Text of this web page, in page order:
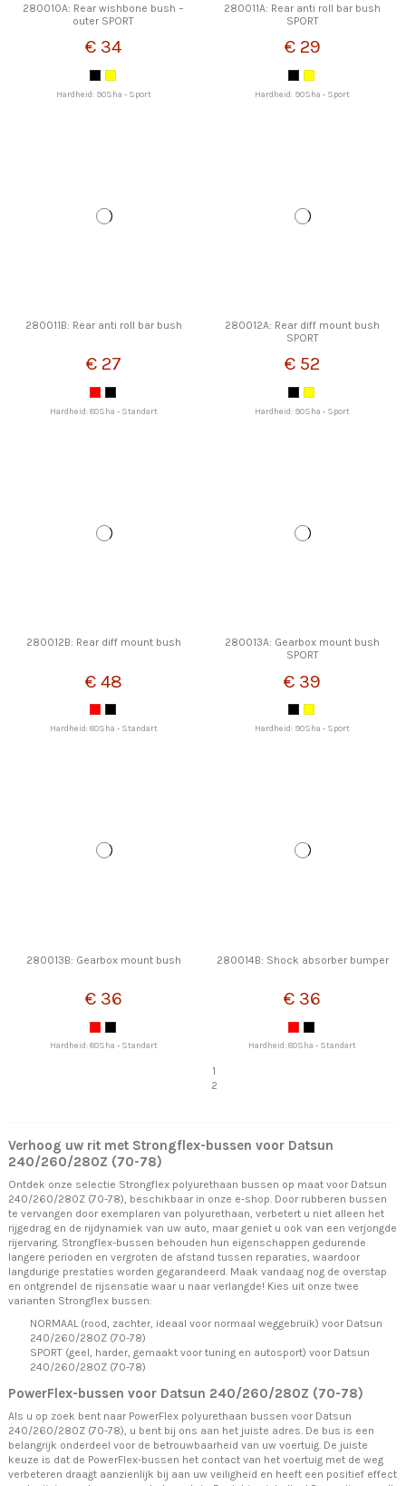
280010A: Rear wishbone bush –
outer SPORT
€ 34
Hardheid: 90Sha - Sport
280011A: Rear anti roll bar bush
SPORT
€ 29
Hardheid: 90Sha - Sport
280011B: Rear anti roll bar bush
€ 27
Hardheid: 80Sha - Standart
280012A: Rear diff mount bush
SPORT
€ 52
Hardheid: 90Sha - Sport
280012B: Rear diff mount bush
€ 48
Hardheid: 80Sha - Standart
280013A: Gearbox mount bush
SPORT
€ 39
Hardheid: 90Sha - Sport
280013B: Gearbox mount bush
€ 36
Hardheid: 80Sha - Standart
280014B: Shock absorber bumper
€ 36
Hardheid: 80Sha - Standart
1
2
Verhoog uw rit met Strongflex-bussen voor Datsun
240/260/280Z (70-78)
Ontdek onze selectie Strongflex polyurethaan bussen op maat voor Datsun
240/260/280Z (70-78), beschikbaar in onze e-shop. Door rubberen bussen
te vervangen door exemplaren van polyurethaan, verbetert u niet alleen het
rijgedrag en de rijdynamiek van uw auto, maar geniet u ook van een verjongde
rijervaring. Strongflex-bussen behouden hun eigenschappen gedurende
langere perioden en vergroten de afstand tussen reparaties, waardoor
langdurige prestaties worden gegarandeerd. Maak vandaag nog de overstap
en ontgrendel de rijsensatie waar u naar verlangde! Kies uit onze twee
varianten Strongflex bussen:
NORMAAL (rood, zachter, ideaal voor normaal weggebruik) voor Datsun
240/260/280Z (70-78)
SPORT (geel, harder, gemaakt voor tuning en autosport) voor Datsun
240/260/280Z (70-78)
PowerFlex-bussen voor Datsun 240/260/280Z (70-78)
Als u op zoek bent naar PowerFlex polyurethaan bussen voor Datsun
240/260/280Z (70-78), u bent bij ons aan het juiste adres. De bus is een
belangrijk onderdeel voor de betrouwbaarheid van uw voertuig. De juiste
keuze is dat de PowerFlex-bussen het contact van het voertuig met de weg
verbeteren draagt aanzienlijk bij aan uw veiligheid en heeft een positief effect